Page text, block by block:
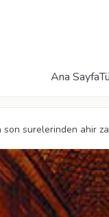
Ana Sayfa
son surelerinden ahir